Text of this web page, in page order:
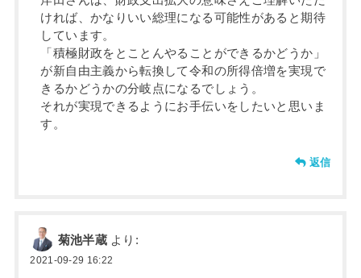
ければ、かなりいい総理になる可能性があると期待
しています。
「積極財政をとことんやることができるかどうか」
が新自由主義から転換して令和の所得倍増を実現で
きるかどうかの分岐点になるでしょう。
それが実現できるようにお手伝いをしたいと思いま
す。
返信
菊池半蔵 より:
2021-09-29 16:22